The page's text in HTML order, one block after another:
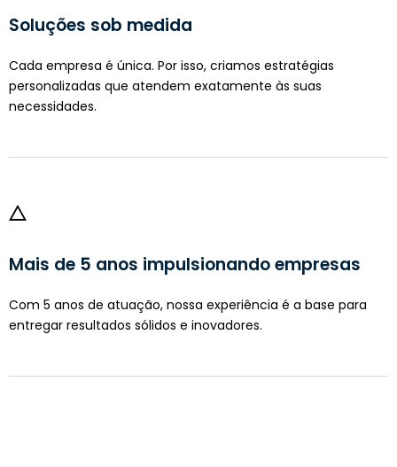
Soluções sob medida
Cada empresa é única. Por isso, criamos estratégias
personalizadas que atendem exatamente às suas
necessidades.
Mais de 5 anos impulsionando empresas
Com 5 anos de atuação, nossa experiência é a base para
entregar resultados sólidos e inovadores.